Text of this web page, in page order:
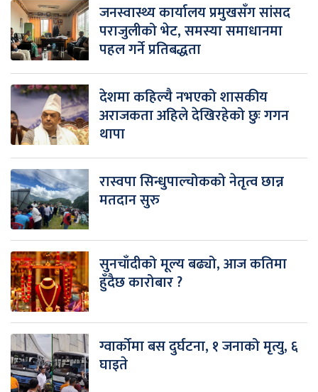
जनस्वास्थ्य कार्यालय प्रमुखसँग सांसद
पराजुलीको भेट, समस्या समाधानमा
पहल गर्ने प्रतिबद्धता
देशमा कहिल्यै नभएको शासकीय
अराजकता अहिले देखिरहेको छुः गगन
थापा
रास्वपा सिन्धुपाल्चोकको नेतृत्व छान्न
मतदान सुरु
सुनचाँदीको मूल्य बढ्यो, आज कतिमा
हुँदैछ कारोबार ?
ग्वार्कोमा बस दुर्घटना, १ जनाको मृत्यु, ६
घाइते